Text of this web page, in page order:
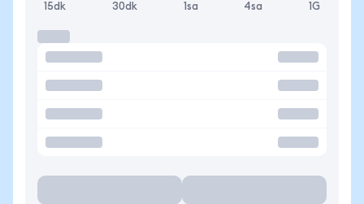
15dk 30dk 1sa 4sa 1G